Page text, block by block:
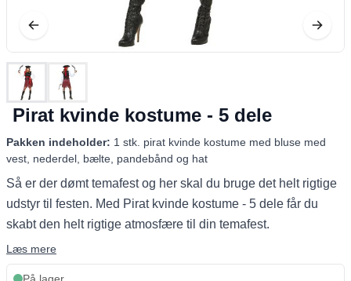
Pirat kvinde kostume - 5 dele
Pakken indeholder: 1 stk. pirat kvinde kostume med bluse med
vest, nederdel, bælte, pandebånd og hat
Så er der dømt temafest og her skal du bruge det helt rigtige
udstyr til festen. Med Pirat kvinde kostume - 5 dele får du
skabt den helt rigtige atmosfære til din temafest.
Læs mere
På lager